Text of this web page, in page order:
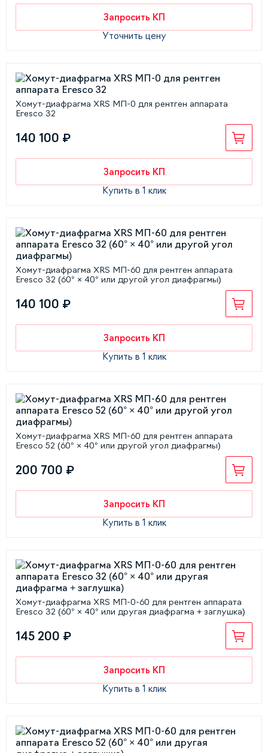
Запросить КП
Уточнить цену
Хомут-диафрагма XRS МП-0 для рентген аппарата
Eresco 32
140 100 ₽
Запросить КП
Купить в 1 клик
Хомут-диафрагма XRS МП-60 для рентген аппарата
Eresco 32 (60° × 40° или другой угол диафрагмы)
140 100 ₽
Запросить КП
Купить в 1 клик
Хомут-диафрагма XRS МП-60 для рентген аппарата
Eresco 52 (60° × 40° или другой угол диафрагмы)
200 700 ₽
Запросить КП
Купить в 1 клик
Хомут-диафрагма XRS МП-0-60 для рентген аппарата
Eresco 32 (60° × 40° или другая диафрагма + заглушка)
145 200 ₽
Запросить КП
Купить в 1 клик